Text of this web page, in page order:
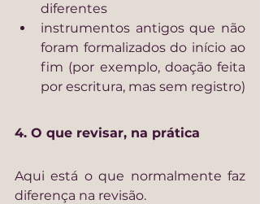
diferentes
instrumentos antigos que não
foram formalizados do início ao
fim (por exemplo, doação feita
por escritura, mas sem registro)
4. O que revisar, na prática
Aqui está o que normalmente faz
diferença na revisão.